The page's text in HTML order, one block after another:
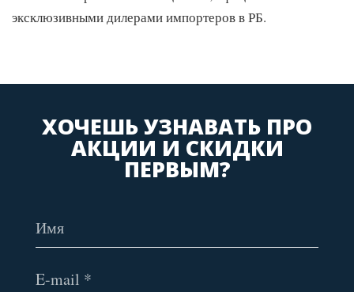
эксклюзивными дилерами импортеров в РБ.
ХОЧЕШЬ УЗНАВАТЬ ПРО
АКЦИИ И СКИДКИ
ПЕРВЫМ?